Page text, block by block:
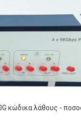
κώδικα λάθους -